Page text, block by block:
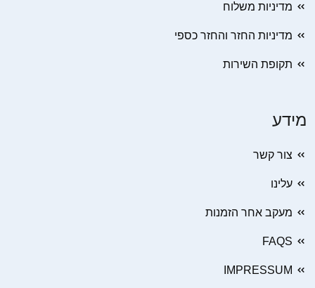
מדיניות משלוח
מדיניות החזר והחזר כספי
תקופת השירות
מידע
צור קשר
עלינו
מעקב אחר הזמנות
FAQS
IMPRESSUM